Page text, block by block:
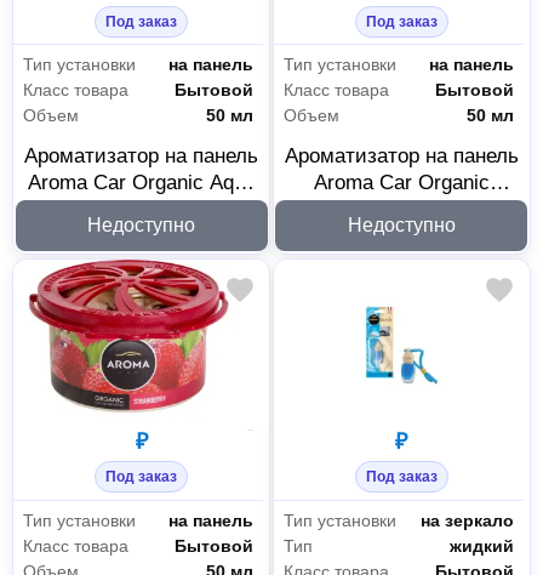
Автосервисное оборудование
Автомобильные аксессуары
Под заказ
Тип установки
на панель
Класс товара
Бытовой
Объем
50 мл
Ароматизатор на панель
Aroma Car Organic Aqua
Недоступно
Под заказ
Тип установки
на панель
Класс товара
Бытовой
Объем
50 мл
Ароматизатор на панель
Aroma Car Organic
Недоступно
₽
Под заказ
Тип установки
на панель
Класс товара
Бытовой
Объем
50 мл
₽
Под заказ
Тип установки
на зеркало
Тип
жидкий
Класс товара
Бытовой